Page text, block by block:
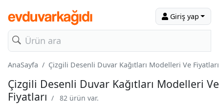
Giriş yap
AnaSayfa Çizgili Desenli Duvar Kağıtları Modelleri Ve Fiyatları
Çizgili Desenli Duvar Kağıtları Modelleri Ve
Fiyatları / 82 ürün var.